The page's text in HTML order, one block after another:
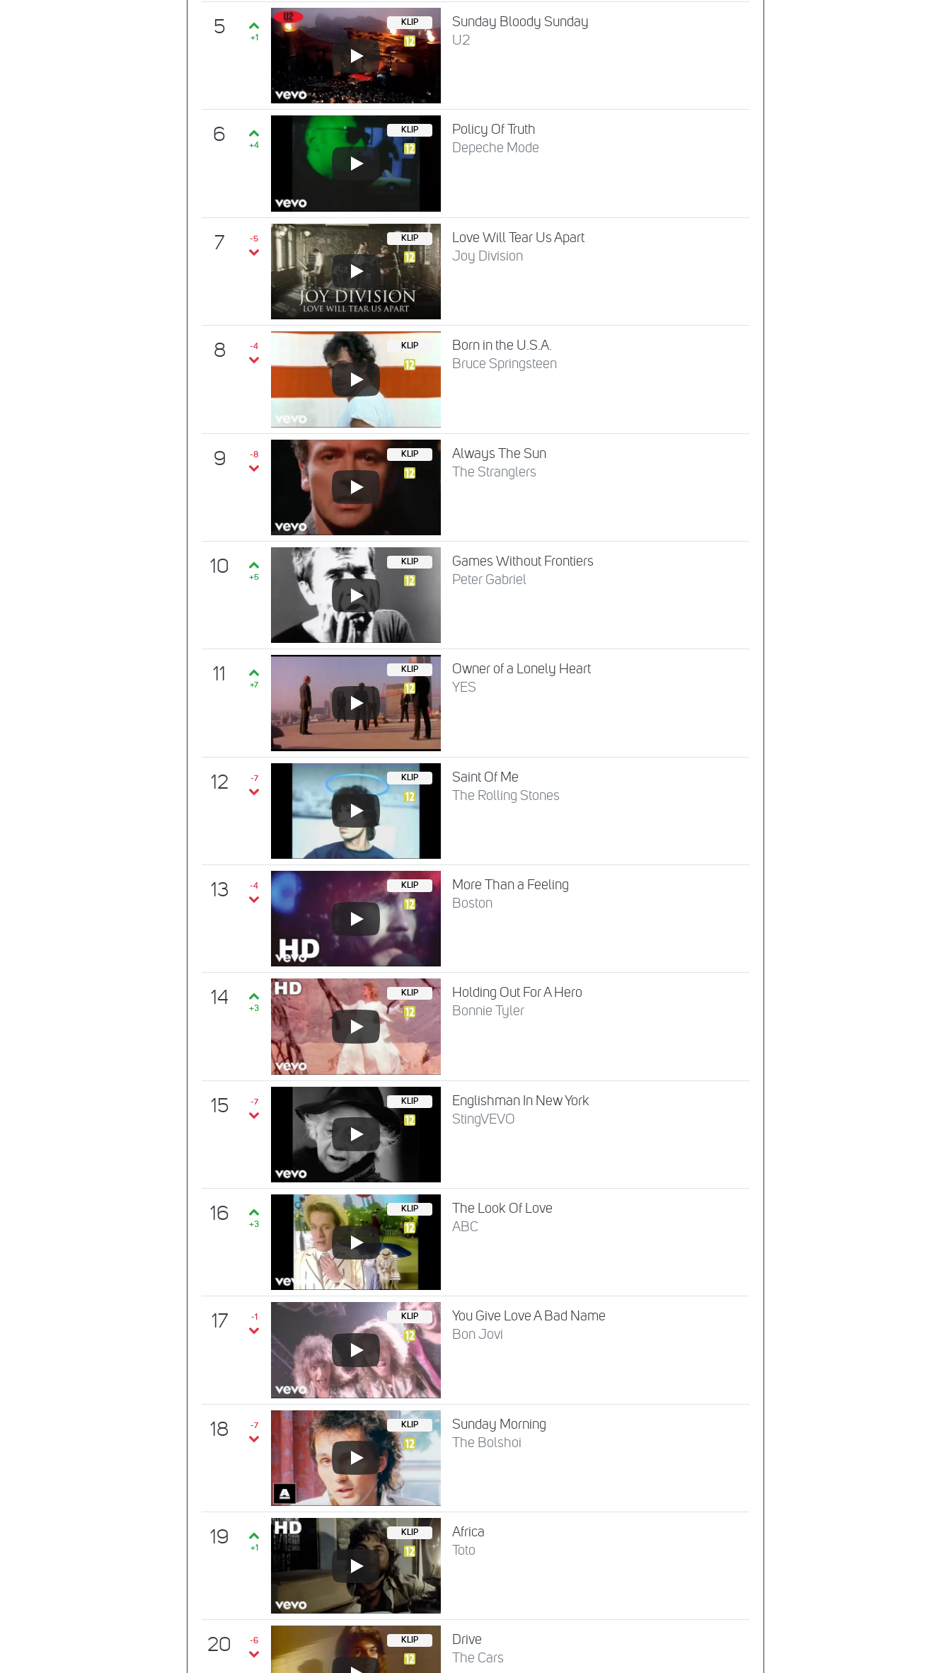
5
+1
KLIP
Sunday Bloody Sunday
U2
6
+4
KLIP
Policy Of Truth
Depeche Mode
7 -5 KLIP
Love Will Tear Us Apart
Joy Division
8 -4 KLIP
Born in the U.S.A.
Bruce Springsteen
9 -8 KLIP
Always The Sun
The Stranglers
10
+5
KLIP
Games Without Frontiers
Peter Gabriel
11
+7
KLIP
Owner of a Lonely Heart
YES
12 -7 KLIP
Saint Of Me
The Rolling Stones
13 -4 KLIP
More Than a Feeling
Boston
14
+3
KLIP
Holding Out For A Hero
Bonnie Tyler
15 -7 KLIP
Englishman In New York
StingVEVO
16
+3
KLIP
The Look Of Love
ABC
17 -1 KLIP
You Give Love A Bad Name
Bon Jovi
18 -7 KLIP
Sunday Morning
The Bolshoi
19
+1
KLIP
Africa
Toto
20 -6 KLIP
Drive
The Cars